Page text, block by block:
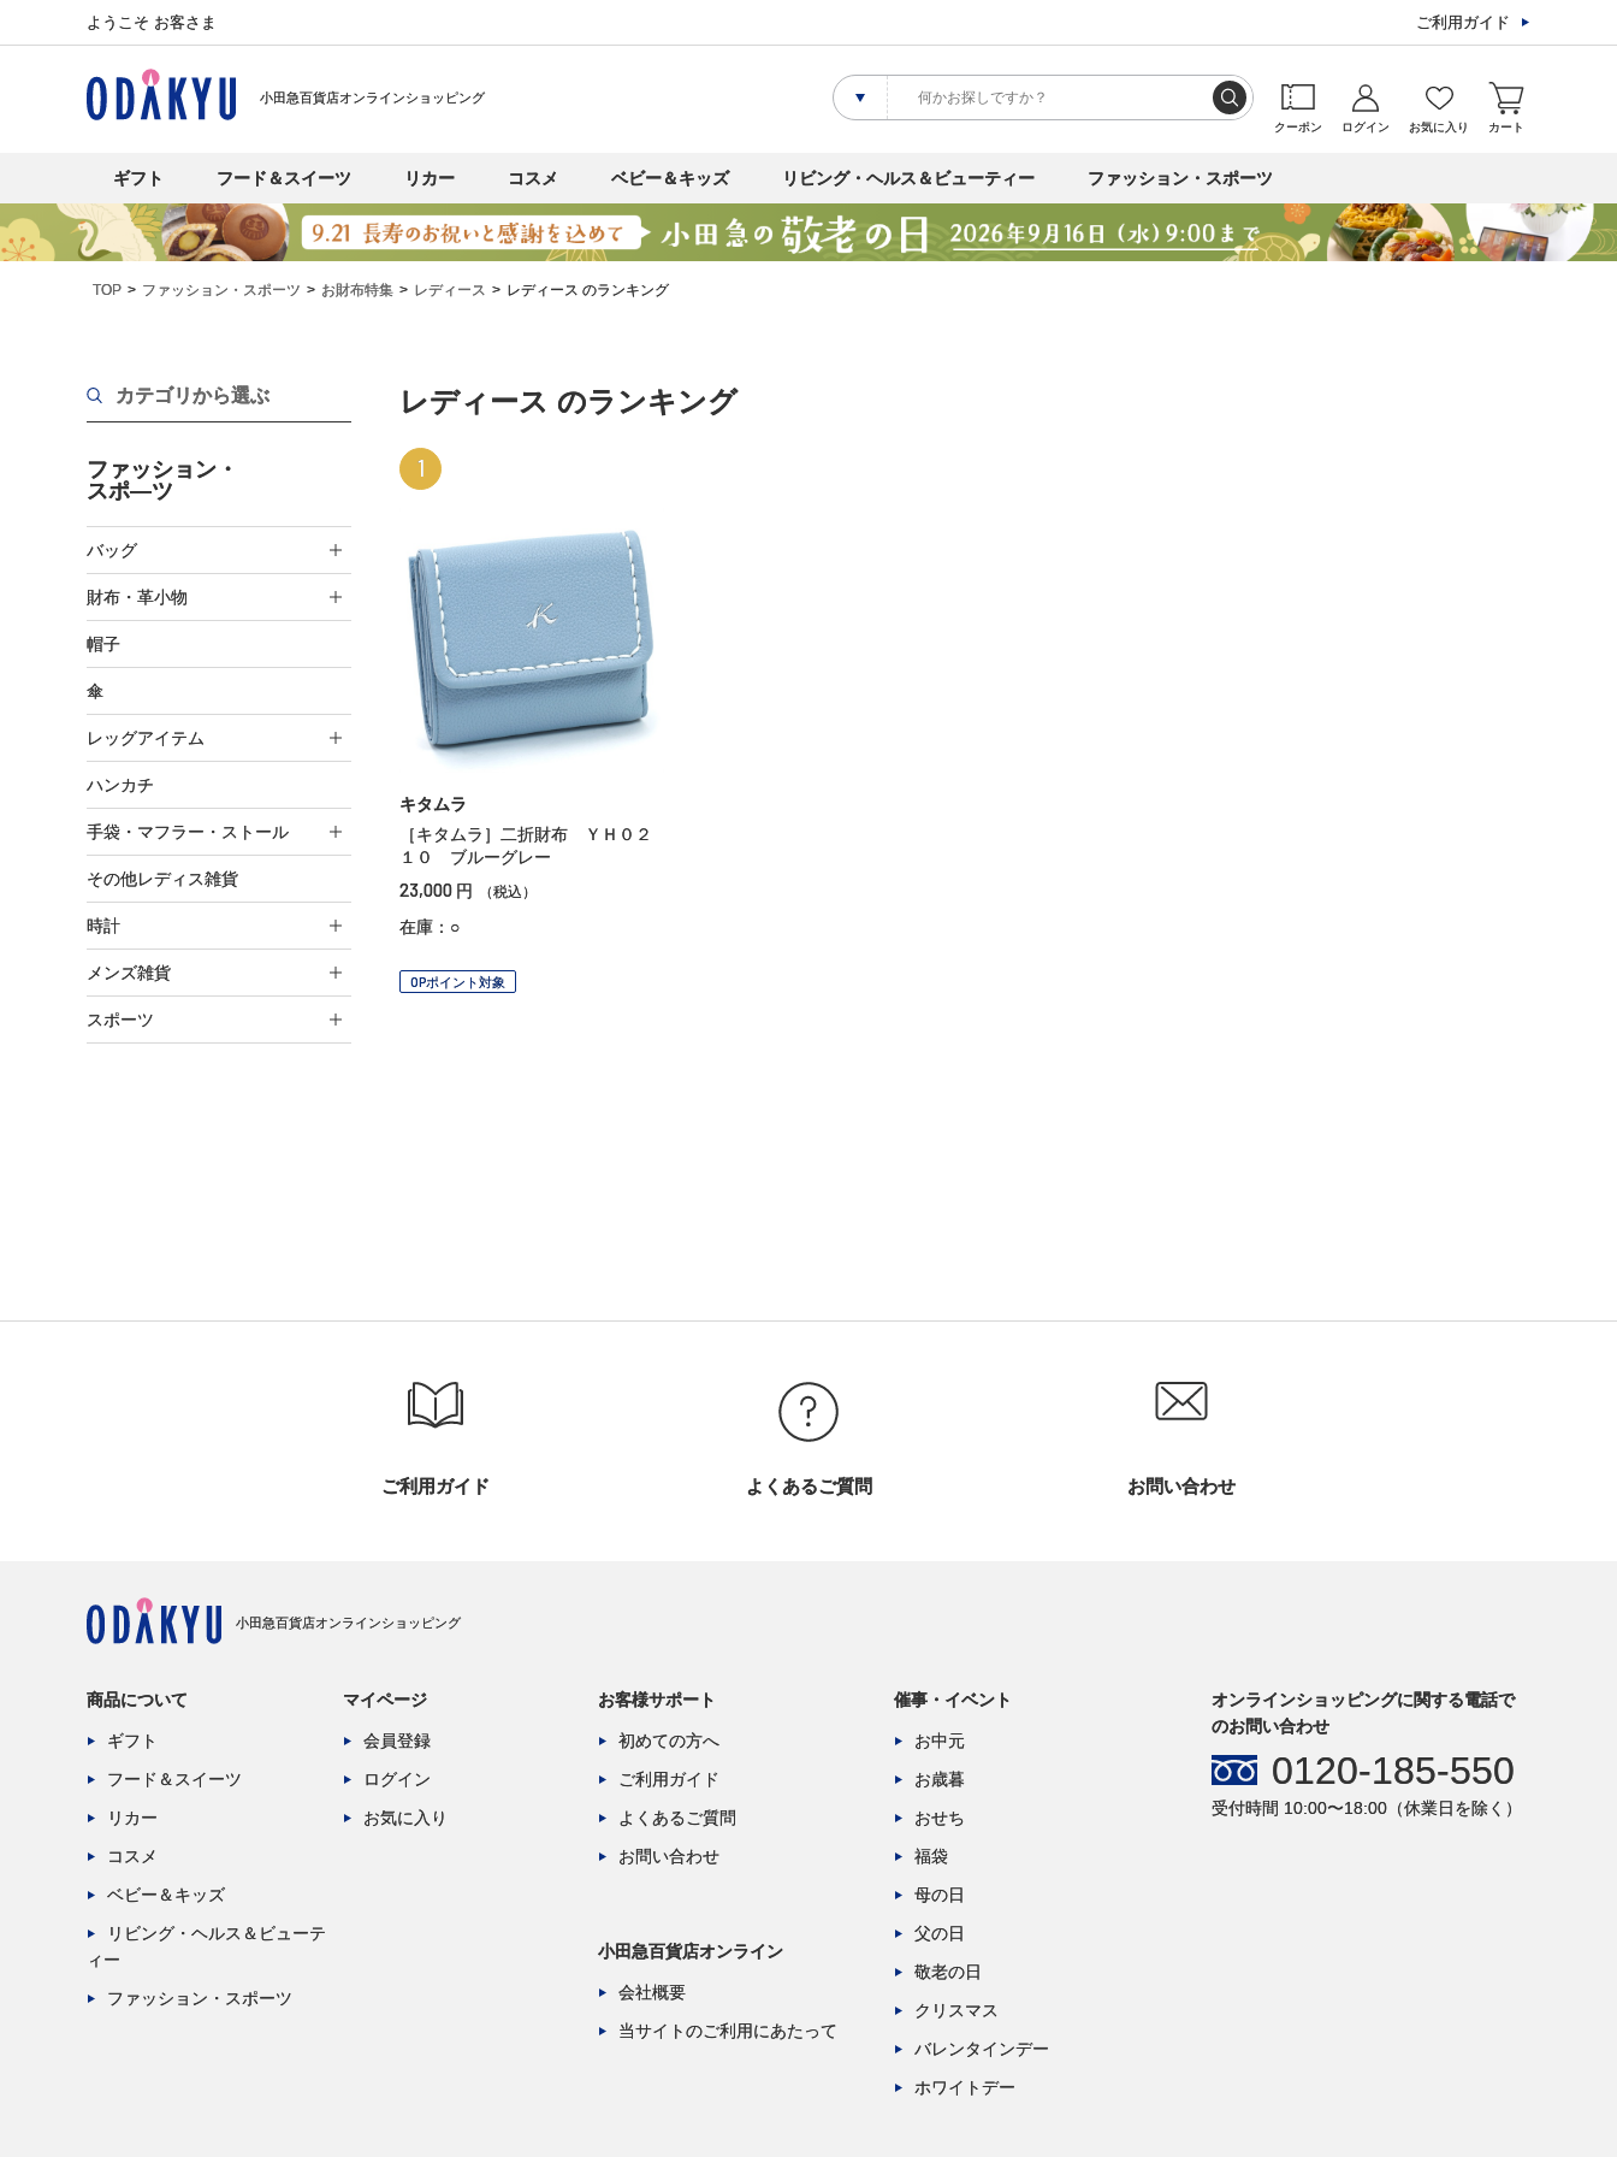
ようこそ お客さま ご利用ガイド
小田急百貨店オンラインショッピング
クーポン ログイン お気に入り カート
ギフト フード＆スイーツ リカー コスメ ベビー＆キッズ リビング・ヘルス＆ビューティー ファッション・スポーツ
TOP ファッション・スポーツ お財布特集 レディース レディース のランキング
カテゴリから選ぶ
ファッション・
スポ―ツ
バッグ
財布・革小物
帽子
傘
レッグアイテム
ハンカチ
手袋・マフラー・ストール
その他レディス雑貨
時計
メンズ雑貨
スポーツ
レディース のランキング
1
キタムラ
［キタムラ］二折財布 ＹＨ０２
１０ ブルーグレー
23,000 円 （税込）
在庫：○
OPポイント対象
ご利用ガイド よくあるご質問 お問い合わせ
小田急百貨店オンラインショッピング
商品について
ギフト
フード＆スイーツ
リカー
コスメ
ベビー＆キッズ
リビング・ヘルス＆ビューテ
ィー
ファッション・スポーツ
マイページ
会員登録
ログイン
お気に入り
お客様サポート
初めての方へ
ご利用ガイド
よくあるご質問
お問い合わせ
小田急百貨店オンライン
会社概要
当サイトのご利用にあたって
催事・イベント
お中元
お歳暮
おせち
福袋
母の日
父の日
敬老の日
クリスマス
バレンタインデー
ホワイトデー
オンラインショッピングに関する電話で
のお問い合わせ
0120-185-550
受付時間 10:00〜18:00（休業日を除く）